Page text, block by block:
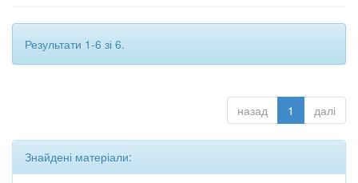
Результати 1-6 зі 6.
назад 1 далі
Знайдені матеріали: